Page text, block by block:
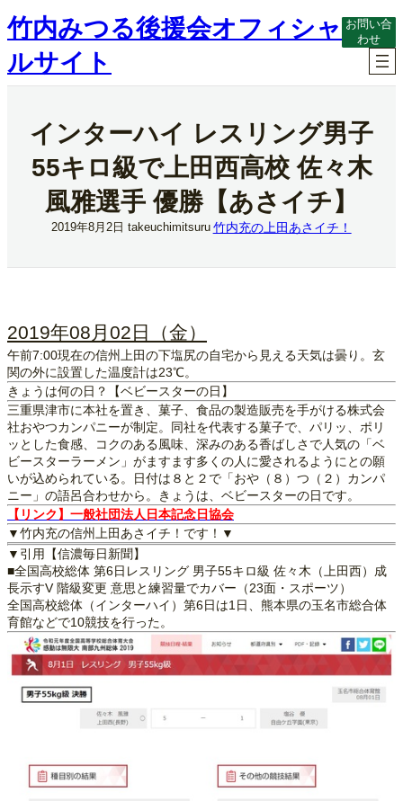
内
容
ス
キ
竹内みつる後援会オフィシャ
ルサイト
お問い合
わせ
インターハイ レスリング男子
55キロ級で上田西高校 佐々木
風雅選手 優勝【あさイチ】
2019年8月2日 takeuchimitsuru 竹内充の上田あさイチ！
2019年08月02日（金）
午前7:00現在の信州上田の下塩尻の自宅から見える天気は曇り。玄
関の外に設置した温度計は23℃。
きょうは何の日？【ベビースターの日】
三重県津市に本社を置き、菓子、食品の製造販売を手がける株式会
社おやつカンパニーが制定。同社を代表する菓子で、パリッ、ポリ
ッとした食感、コクのある風味、深みのある香ばしさで人気の「ベ
ビースターラーメン」がますます多くの人に愛されるようにとの願
いが込められている。日付は８と２で「おや（８）つ（２）カンパ
ニー」の語呂合わせから。きょうは、ベビースターの日です。
【リンク】一般社団法人日本記念日協会
▼竹内充の信州上田あさイチ！です！▼
▼引用【信濃毎日新聞】
■全国高校総体 第6日レスリング 男子55キロ級 佐々木（上田西）成
長示すV 階級変更 意思と練習量でカバー（23面・スポーツ）
全国高校総体（インターハイ）第6日は1日、熊本県の玉名市総合体
育館などで10競技を行った。